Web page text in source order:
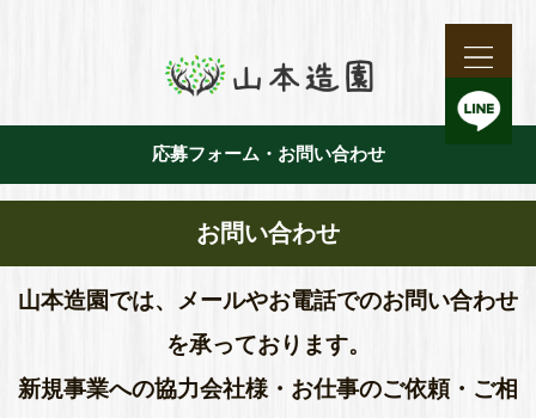
応募フォーム・お問い合わせ
お問い合わせ
山本造園では、メールやお電話でのお問い合わせ
を承っております。
新規事業への協力会社様・お仕事のご依頼・ご相